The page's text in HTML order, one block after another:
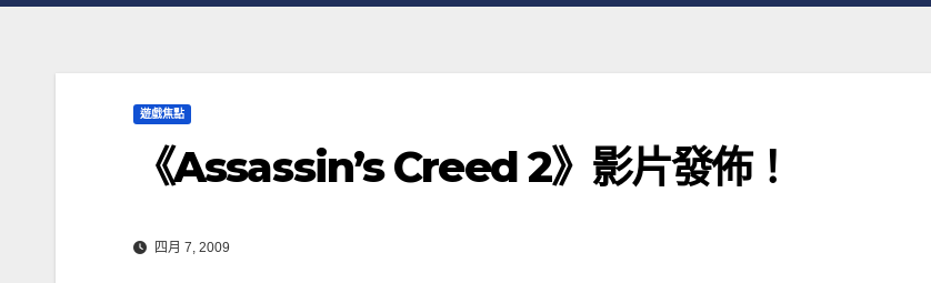
遊戲焦點
《Assassin’s Creed 2》影片發佈！
四月 7, 2009